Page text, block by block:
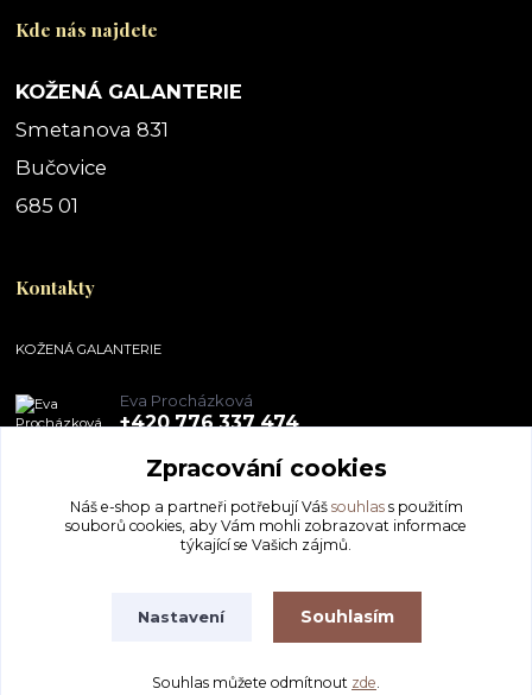
Kde nás najdete
KOŽENÁ GALANTERIE
Smetanova 831
Bučovice
685 01
Kontakty
KOŽENÁ GALANTERIE
Eva Procházková
+420 776 337 474
obchod@pegal.cz
Vytvořeno na
Eshop-rychle.cz
Zpracování cookies
Náš e-shop a partneři potřebují Váš souhlass použitím
souborů cookies, aby Vám mohli zobrazovat informace
týkající se Vašich zájmů.
Nastavení Souhlasím
Souhlas můžete odmítnout zde